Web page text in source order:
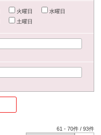
火曜日
水曜日
土曜日
61 -70件 /93件